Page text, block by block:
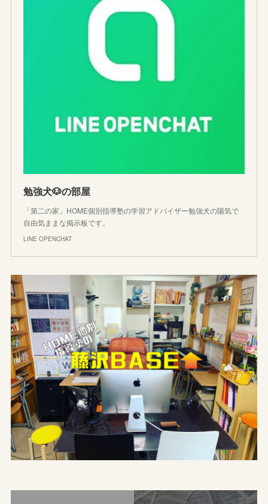
勉強犬🐶の部屋
「第二の家」HOME個別指導塾の学習アドバイザー勉強犬の陽気で
自由気ままな掲示板です。
LINE OPENCHAT